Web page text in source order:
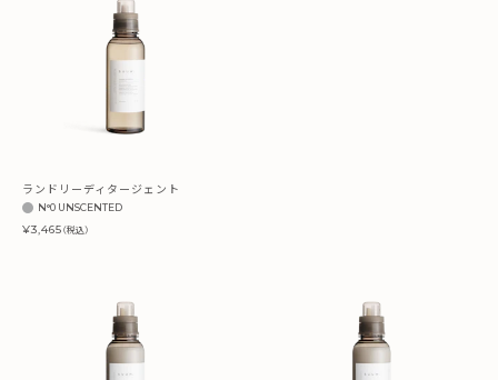
ランドリーディタージェント
N°0 UNSCENTED
¥3,465（税込）